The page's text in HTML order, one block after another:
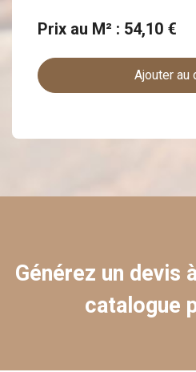
Prix au M² : 54,10 €
Ajouter au
Générez un devis
catalogue